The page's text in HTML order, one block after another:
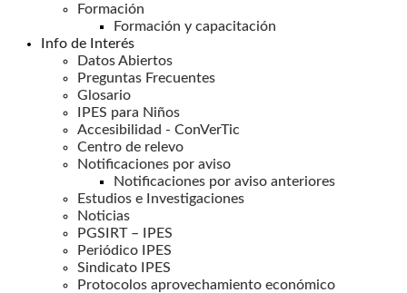
Formación
Formación y capacitación
Info de Interés
Datos Abiertos
Preguntas Frecuentes
Glosario
IPES para Niños
Accesibilidad - ConVerTic
Centro de relevo
Notificaciones por aviso
Notificaciones por aviso anteriores
Estudios e Investigaciones
Noticias
PGSIRT – IPES
Periódico IPES
Sindicato IPES
Protocolos aprovechamiento económico